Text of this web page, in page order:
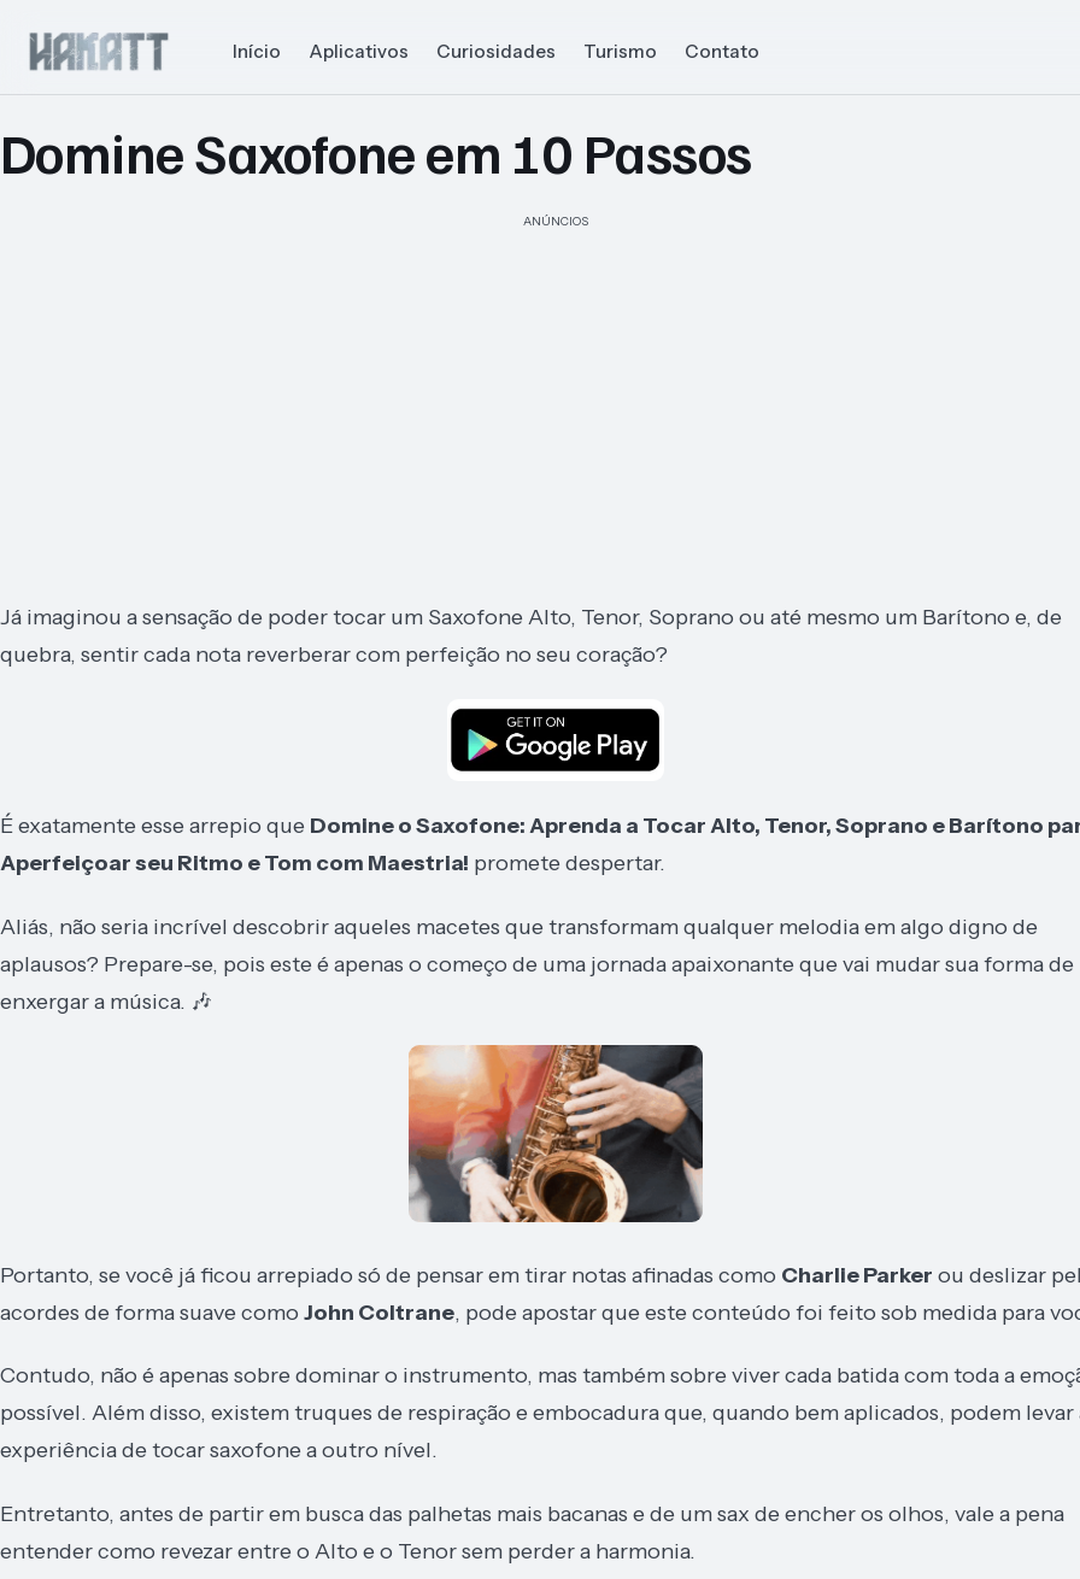
Início Aplicativos Curiosidades Turismo Contato
Domine Saxofone em 10 Passos
ANÚNCIOS
Já imaginou a sensação de poder tocar um Saxofone Alto, Tenor, Soprano ou até mesmo um Barítono e, de
quebra, sentir cada nota reverberar com perfeição no seu coração?
É exatamente esse arrepio que Domine o Saxofone: Aprenda a Tocar Alto, Tenor, Soprano e Barítono
Aperfeiçoar seu Ritmo e Tom com Maestria! promete despertar.
Aliás, não seria incrível descobrir aqueles macetes que transformam qualquer melodia em algo digno de
aplausos? Prepare-se, pois este é apenas o começo de uma jornada apaixonante que vai mudar sua forma de
enxergar a música. 🎶
Portanto, se você já ficou arrepiado só de pensar em tirar notas afinadas como Charlie Parker ou deslizar
acordes de forma suave como John Coltrane, pode apostar que este conteúdo foi feito sob medida para
Contudo, não é apenas sobre dominar o instrumento, mas também sobre viver cada batida com toda a
possível. Além disso, existem truques de respiração e embocadura que, quando bem aplicados, podem levar
experiência de tocar saxofone a outro nível.
Entretanto, antes de partir em busca das palhetas mais bacanas e de um sax de encher os olhos, vale a pena
entender como revezar entre o Alto e o Tenor sem perder a harmonia.